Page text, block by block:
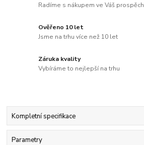
Radíme s nákupem ve Váš prospěch
Ověřeno 10 let
Jsme na trhu více než 10 let
Záruka kvality
Vybíráme to nejlepší na trhu
Kompletní specifikace
Parametry